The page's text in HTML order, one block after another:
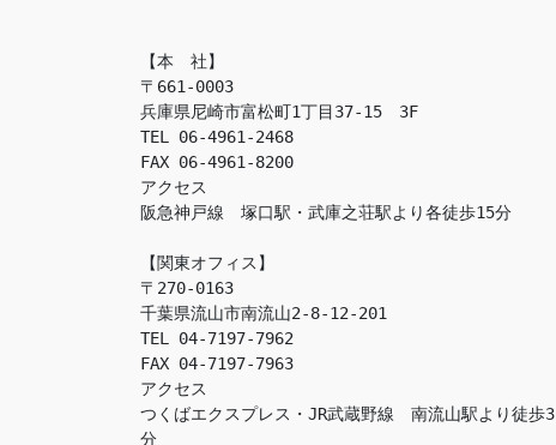
【本　社】
〒661-0003
兵庫県尼崎市富松町1丁目37-15　3F
TEL 06-4961-2468
FAX 06-4961-8200
アクセス
阪急神戸線　塚口駅・武庫之荘駅より各徒歩15分
【関東オフィス】
〒270-0163
千葉県流山市南流山2-8-12-201
TEL 04-7197-7962
FAX 04-7197-7963
アクセス
つくばエクスプレス・JR武蔵野線　南流山駅より徒歩3
分